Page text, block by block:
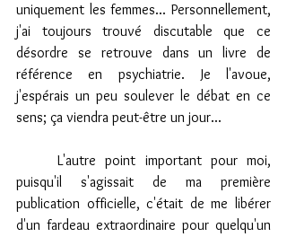
uniquement les femmes... Personnellement,
j'ai toujours trouvé discutable que ce
désordre se retrouve dans un livre de
référence en psychiatrie. Je l'avoue,
j'espérais un peu soulever le débat en ce
sens; ça viendra peut-être un jour...
	L'autre point important pour moi,
puisqu'il s'agissait de ma première
publication officielle, c'était de me libérer
d'un fardeau extraordinaire pour quelqu'un